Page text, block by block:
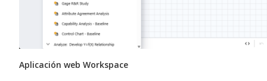
Aplicación web Workspace